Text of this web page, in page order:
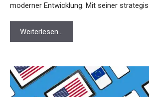
moderner Entwicklung. Mit seiner
Weiterlesen…